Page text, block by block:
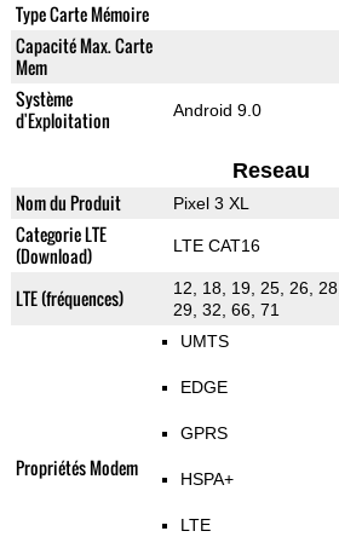
Type Carte Mémoire
Capacité Max. Carte
Mem
Système
d'Exploitation
Android 9.0
Reseau
Nom du Produit Pixel 3 XL
Categorie LTE
(Download)
LTE CAT16
LTE (fréquences)
12, 18, 19, 25, 26, 28,
29, 32, 66, 71
Propriétés Modem
UMTS
EDGE
GPRS
HSPA+
LTE